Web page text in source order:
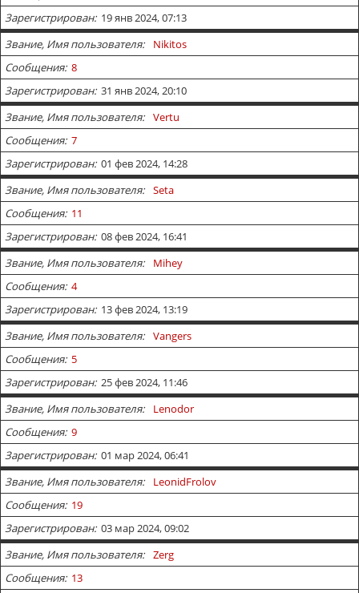
Зарегистрирован 19 янв 2024, 07:13
Звание, Имя пользователя
Nikitos
Сообщения 8
Зарегистрирован 31 янв 2024, 20:10
Звание, Имя пользователя
Vertu
Сообщения 7
Зарегистрирован 01 фев 2024, 14:28
Звание, Имя пользователя
Seta
Сообщения 11
Зарегистрирован 08 фев 2024, 16:41
Звание, Имя пользователя
Mihey
Сообщения 4
Зарегистрирован 13 фев 2024, 13:19
Звание, Имя пользователя
Vangers
Сообщения 5
Зарегистрирован 25 фев 2024, 11:46
Звание, Имя пользователя
Lenodor
Сообщения 9
Зарегистрирован 01 мар 2024, 06:41
Звание, Имя пользователя
LeonidFrolov
Сообщения 19
Зарегистрирован 03 мар 2024, 09:02
Звание, Имя пользователя
Zerg
Сообщения 13